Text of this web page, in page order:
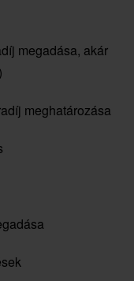
megadása, akár
meghatározása